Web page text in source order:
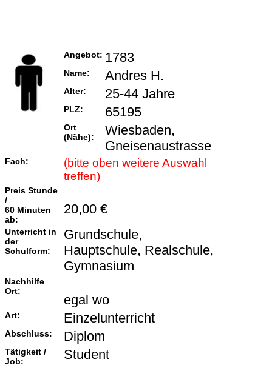
Angebot: 1783
Name: Andres H.
Alter: 25-44 Jahre
PLZ: 65195
Ort
(Nähe):
Wiesbaden,
Gneisenaustrasse
Fach:
(bitte oben weitere Auswahl
treffen)
Preis Stunde
/
60 Minuten
ab:
20,00 €
Unterricht in
der
Schulform:
Grundschule,
Hauptschule, Realschule,
Gymnasium
Nachhilfe
Ort:
egal wo
Art: Einzelunterricht
Abschluss: Diplom
Tätigkeit /
Job:
Student